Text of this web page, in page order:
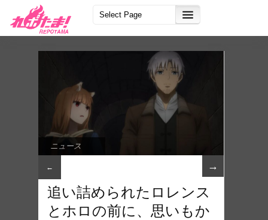
ニュース
← →
追い詰められたロレンス
とホロの前に、思いもか